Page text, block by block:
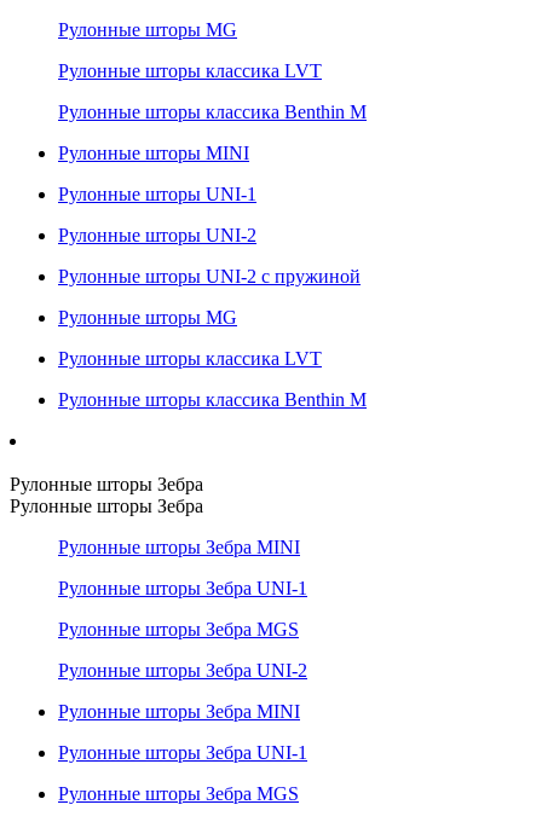
Рулонные шторы MG
Рулонные шторы классика LVT
Рулонные шторы классика Benthin M
Рулонные шторы MINI
Рулонные шторы UNI-1
Рулонные шторы UNI-2
Рулонные шторы UNI-2 с пружиной
Рулонные шторы MG
Рулонные шторы классика LVT
Рулонные шторы классика Benthin M
Рулонные шторы Зебра
Рулонные шторы Зебра
Рулонные шторы Зебра MINI
Рулонные шторы Зебра UNI-1
Рулонные шторы Зебра MGS
Рулонные шторы Зебра UNI-2
Рулонные шторы Зебра MINI
Рулонные шторы Зебра UNI-1
Рулонные шторы Зебра MGS